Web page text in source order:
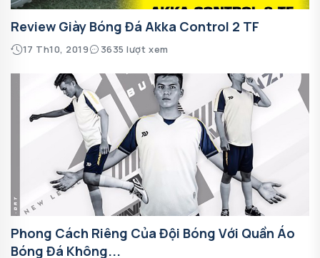
Review Giày Bóng Đá Akka Control 2 TF
17 Th10, 2019 3635 lượt xem
Phong Cách Riêng Của Đội Bóng Với Quần Áo
Bóng Đá Không...